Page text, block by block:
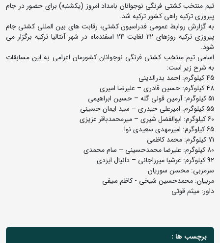
تیم منتخب کشتی فرنگی نوجوانان بامداد امروز (یکشنبه) برای حضور در جام
پیروزی ترکیه راهی کشور ترکیه شد.
به گزارش روابط عمومی فدراسیون کشتی، رقابت های بین المللی کشتی جام
پیروزی ترکیه روزهای 22 لغایت 24 اسفندماه در شهر آنتالیا ترکیه برگزار می
شود.
اسامی تیم منتخب کشتی فرنگی نوجوانان کشورمان اعزامی به این مسابقات
به شرح زیر است:
45 کیلوگرم: احمد بدرالدینی
48 کیلوگرم: حسین قادری – علیرضا امیری
51 کیلوگرم: آرمین قولی گله – حسین ابراهیمی
55 کیلوگرم: امیرعلی حیدری – سید ایمان حسینی
60 کیلوگرم: ابوالفضل شیری – میرمحمدباقر عزیزی
65 کیلوگرم: امیرمهدی سعیدی نوا
71 کیلوگرم: محمد کاظمی
80 کیلوگرم: علیرضا محمدحسینی – سام محمدی
92 کیلوگرم: عرشیا میرزاجانی – دانیال ایزدی
سرمربی: محسن سوریان
مربیان: محمدحسین شیخی - کاظم سیفی
داور: میثم قوتی
برچسب ها :